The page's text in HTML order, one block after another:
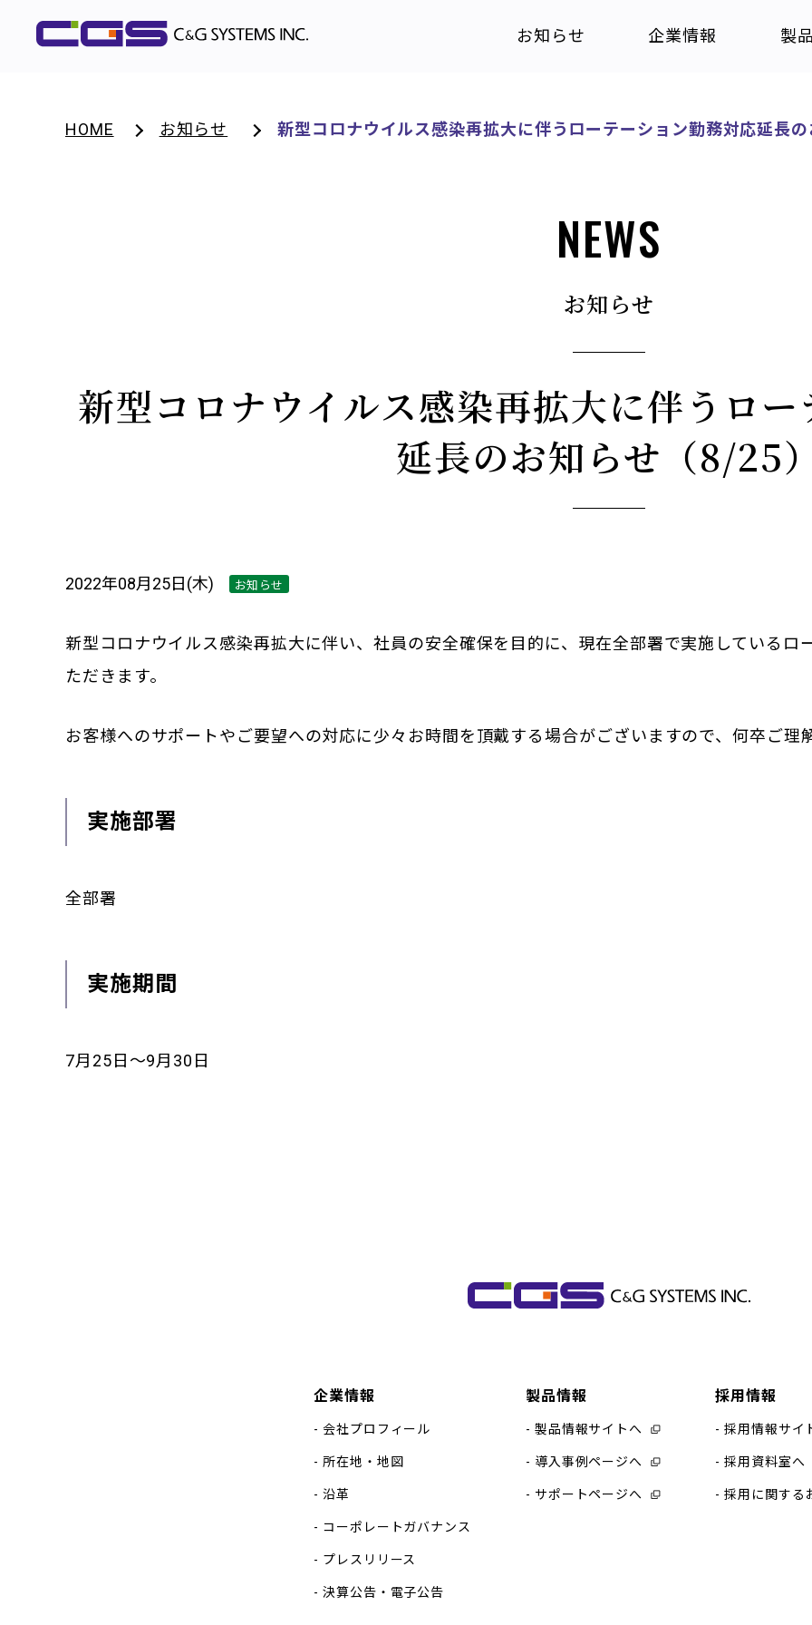
お知らせ 企業情報 製
HOME お知らせ 新型コロナウイルス感染再拡大に伴うローテーション勤務対応延長
NEWS
お知らせ
新型コロナウイルス感染再拡大に伴うロ
延長のお知らせ（8/25
2022年08月25日(木) お知らせ
新型コロナウイルス感染再拡大に伴い、社員の安全確保を目的に、現在全部署で実施している
ただきます。
お客様へのサポートやご要望への対応に少々お時間を頂戴する場合がございますので、何卒ご理
実施部署
全部署
実施期間
7月25日～9月30日
企業情報
会社プロフィール
所在地・地図
沿革
コーポレートガバナンス
プレスリリース
決算公告・電子公告
製品情報
製品情報サイトへ
導入事例ページへ
サポートページへ
採用情報
採用情報サイ
採用資料室へ
採用に関する